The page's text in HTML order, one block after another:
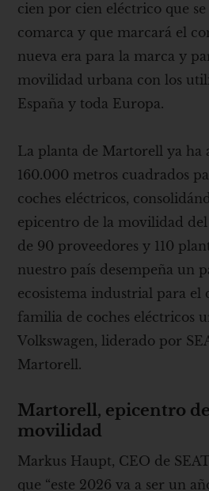
cien por cien eléctrico que
comarca y que marcará el
nueva era para la marca y
movilidad urbana con los
España y toda Europa.
La planta de Martorell ya ha
160.000 metros cuadrados
coches eléctricos,
epicentro de la movilidad
de 90 proveedores y 110
nuestro país desempeña un
ecosistema industrial para el
familia de coches eléctricos
Volkswagen, liderado por
Martorell.
Martorell, epicentro
movilidad
Markus Haupt, CEO de
que “este 2026 va a ser un